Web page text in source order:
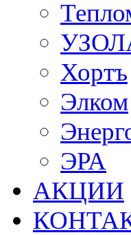
Хортъ
Элком
ЭРА
АКЦИИ